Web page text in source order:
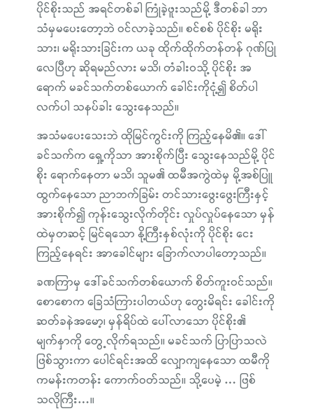
ပိုင်စိုးသည် အရင်တစ်ခါ ကြုံခဲ့ဖူးသည်မို့ ဒီတစ်ခါ ဘာ
သံမှမပေးတော့ဘဲ ဝင်လာခဲ့သည်။ စင်စစ် ပိုင်စိုး မရိုး
သား၊ မရိုးသားခြင်းက ယခု ထိုက်ထိုက်တန်တန် ဂုဏ်ပြု
လေပြီဟု ဆိုရမည်လား မသိ၊ တံခါးဝသို့ ပိုင်စိုး အ
ရောက် မခင်သက်တစ်ယောက် ခေါင်းကိုငုံ့၍ စိတ်ပါ
လက်ပါ သနပ်ခါး သွေးနေသည်။
အသံမပေးသေးဘဲ ထိုမြင်ကွင်းကို ကြည့်နေမိ၏။ ဒေါ်
ခင်သက်က ရှေ့ကိုသာ အားစိုက်ပြီး သွေးနေသည်မို့ ပိုင်
စိုး ရောက်နေတာ မသိ၊ သူမ၏ ထမီအကွဲထဲမှ မို့အစ်ပြူ
ထွက်နေသော ညာဘက်ခြမ်း တင်သားဖွေးဖွေးကြီးနှင့်
အားစိုက်၍ ကုန်းသွေးလိုက်တိုင်း လှုပ်လှုပ်နေသော မှန်
ထဲမှတဆင့် မြင်ရသော နို့ကြီးနှစ်လုံးကို ပိုင်စိုး ငေး
ကြည့်နေရင်း အာခေါင်များ ခြောက်လာပါတော့သည်။
ခဏကြာမှ ဒေါ်ခင်သက်တစ်ယောက် စိတ်ကူးဝင်သည်။
စောစောက ခြေသံကြားပါတယ်ဟု တွေးမိရင်း ခေါင်းကို
ဆတ်ခနဲအမော့၊ မှန်ရိပ်ထဲ ပေါ်လာသော ပိုင်စိုး၏
မျက်နှာကို တွေ့လိုက်ရသည်။ မခင်သက် ပြာပြာသလဲ
ဖြစ်သွားကာ ပေါင်ရင်းအထိ လျှောကျနေသော ထမီကို
ကမန်းကတန်း ကောက်ဝတ်သည်။ သို့ပေမဲ့ … ဖြစ်
သလိုကြီး…။